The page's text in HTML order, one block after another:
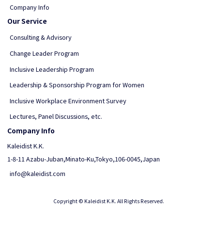
Company Info
Our Service
Consulting & Advisory
Change Leader Program
Inclusive Leadership Program
Leadership & Sponsorship Program for Women
Inclusive Workplace Environment Survey
Lectures, Panel Discussions, etc.
Company Info
Kaleidist K.K.
1-8-11 Azabu-Juban,Minato-Ku,Tokyo,106-0045,Japan
info@kaleidist.com
Copyright © Kaleidist K.K. All Rights Reserved.